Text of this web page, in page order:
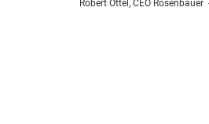
Robert Ottel, CEO Rosenbauer